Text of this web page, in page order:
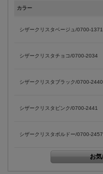
カラー
シザークリスタベージュ/0700-1371
シザークリスタチョコ/0700-2034
シザークリスタブラック/0700-2440
シザークリスタピンク/0700-2441
シザークリスタボルドー/0700-2457